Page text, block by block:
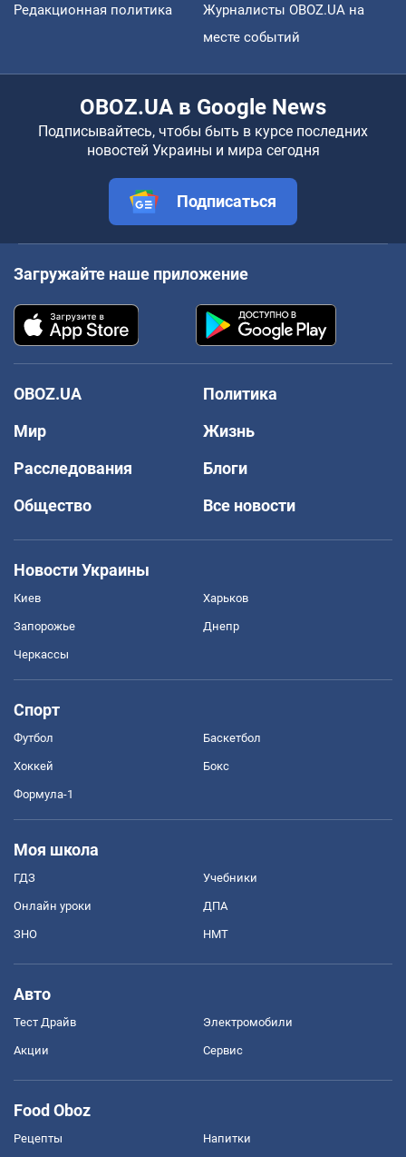
Редакционная политика
Журналисты OBOZ.UA на
месте событий
OBOZ.UA в Google News
Подписывайтесь, чтобы быть в курсе последних
новостей Украины и мира сегодня
Подписаться
Загружайте наше приложение
OBOZ.UA
Политика
Мир
Жизнь
Расследования
Блоги
Общество
Все новости
Новости Украины
Киев Харьков
Запорожье Днепр
Черкассы
Спорт
Футбол Баскетбол
Хоккей Бокс
Формула-1
Моя школа
ГДЗ Учебники
Онлайн уроки ДПА
ЗНО НМТ
Авто
Тест Драйв Электромобили
Акции Сервис
Food Oboz
Рецепты Напитки